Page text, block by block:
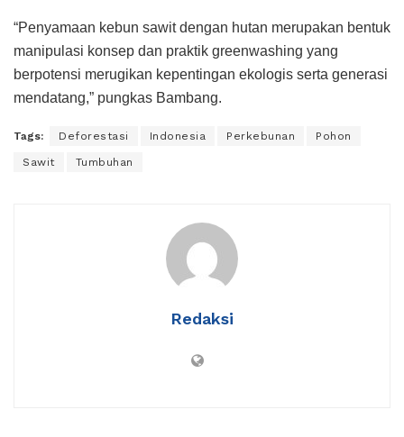
“Penyamaan kebun sawit dengan hutan merupakan bentuk
manipulasi konsep dan praktik greenwashing yang
berpotensi merugikan kepentingan ekologis serta generasi
mendatang,” pungkas Bambang.
Tags: Deforestasi Indonesia Perkebunan Pohon
Sawit Tumbuhan
Redaksi